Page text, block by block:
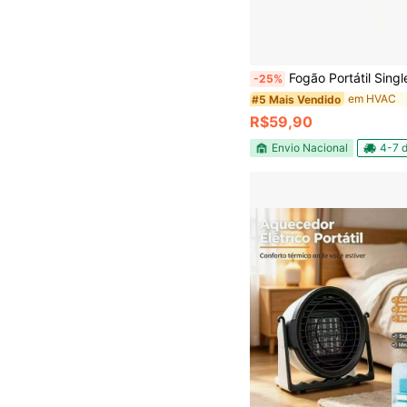
-25% Fogão Portátil Single Cook 1 Boca
#5 Mais Vendido em HVAC
R$59,90
Envio Nacional 4-7